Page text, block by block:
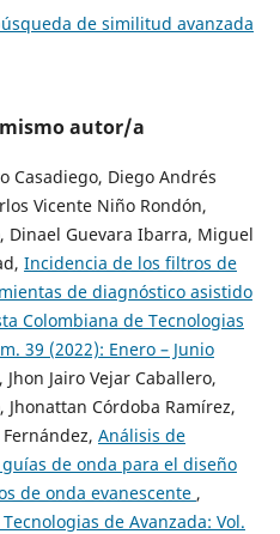
de similitud avanzada
autor/a
Casadiego, Diego Andrés
Vicente Niño Rondón,
Dinael Guevara Ibarra, Miguel
Incidencia de los filtros de
de diagnóstico asistido
Colombiana de Tecnologias
39 (2022): Enero – Junio
Jairo Vejar Caballero,
Córdoba Ramírez,
Análisis de
de onda para el diseño
de onda evanescente ,
de Avanzada: Vol.